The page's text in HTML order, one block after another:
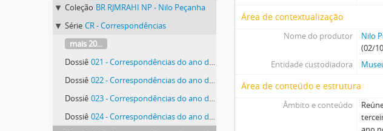
Coleção BR RJMRAHI NP - Nilo Peçanha
Série CR - Correspondências
mais 20...
Dossiê 021 - Correspondências do ano de 1919
Dossiê 022 - Correspondências do ano de 1920
Dossiê 023 - Correspondências do ano de 1921
Dossiê 024 - Correspondências do ano de 1922
Área de contextualização
Nome do produtor
Nilo
(02/
Entidade custodiadora
Área de conteúdo e estrutura
Âmbito e conteúdo